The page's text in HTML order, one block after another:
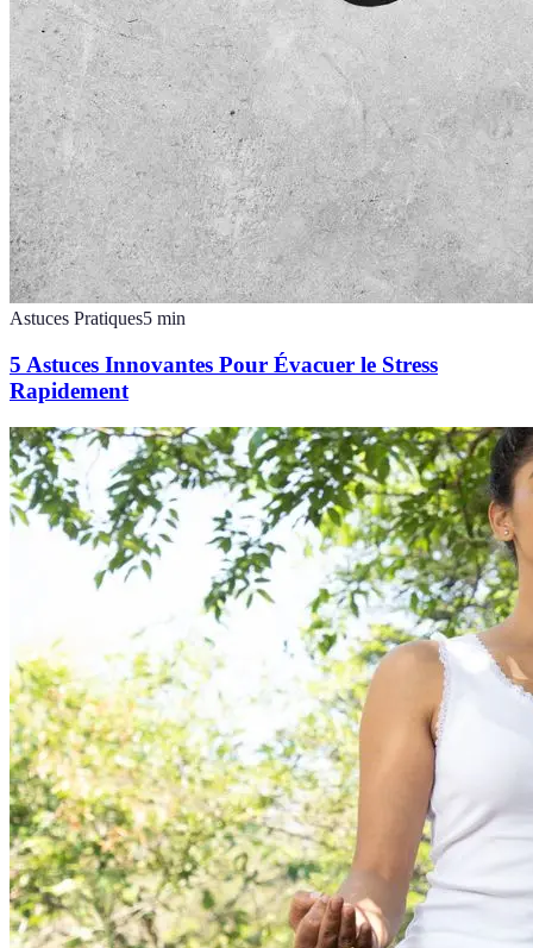
Astuces Pratiques5 min
5 Astuces Innovantes Pour Évacuer le Stress
Rapidement